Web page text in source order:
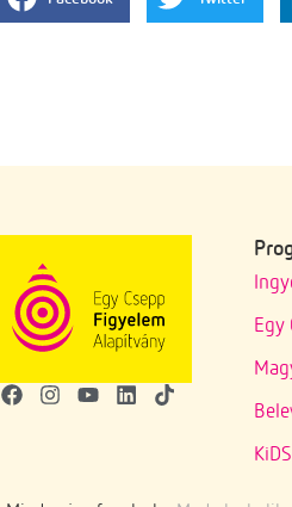
Egy
KiDS